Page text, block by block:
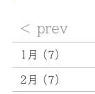
prev
1月（7）
2月（7）